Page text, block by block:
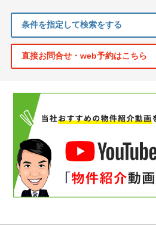
条件を指定して検索をする
直接お問合せ・web予約はこちら